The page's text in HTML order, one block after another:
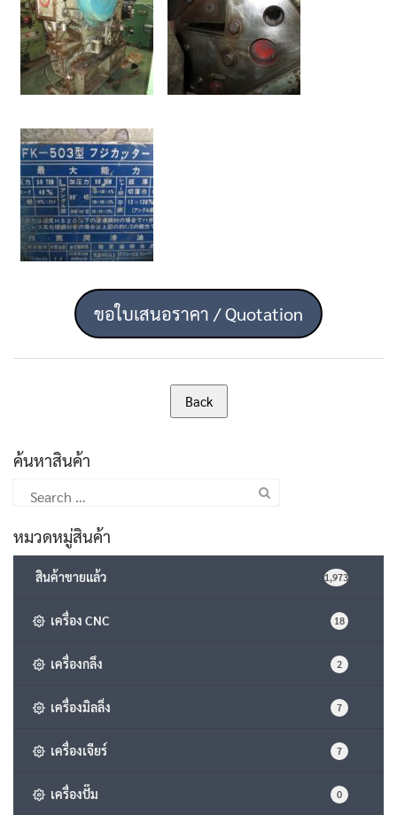
ขอใบเสนอราคา / Quotation
ค้นหาสินค้า
for:
หมวดหมู่สินค้า
สินค้าขายแล้ว 1,973
เครื่อง CNC 18
เครื่องกลึง 2
เครื่องมิลลิ่ง 7
เครื่องเจียร์ 7
เครื่องปั๊ม 0